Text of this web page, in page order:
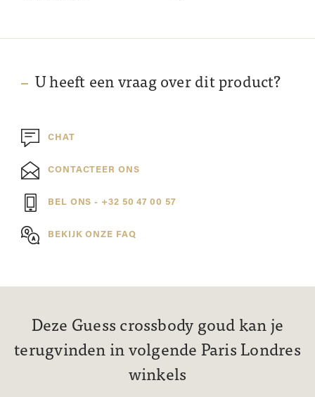
U heeft een vraag over dit product?
CHAT
CONTACTEER ONS
BEL ONS - +32 50 47 00 57
BEKIJK ONZE FAQ
Deze Guess crossbody goud kan je
terugvinden in volgende Paris Londres
winkels